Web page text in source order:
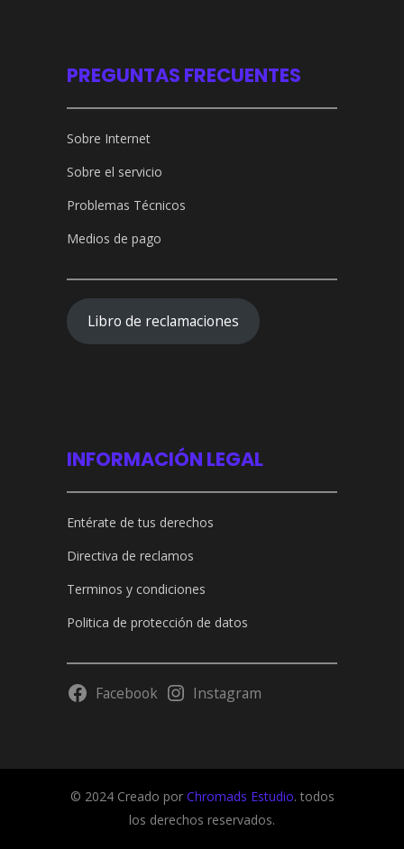
PREGUNTAS FRECUENTES
Sobre Internet
Sobre el servicio
Problemas Técnicos
Medios de pago
Libro de reclamaciones
INFORMACIÓN LEGAL
Entérate de tus derechos
Directiva de reclamos
Terminos y condiciones
Politica de protección de datos
Facebook Instagram
© 2024 Creado por Chromads Estudio. todos
los derechos reservados.